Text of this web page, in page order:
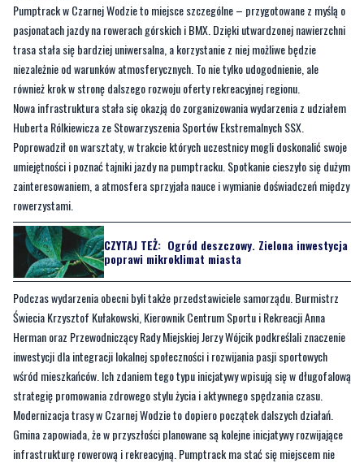
Pumptrack w Czarnej Wodzie to miejsce szczególne – przygotowane z myślą o
pasjonatach jazdy na rowerach górskich i BMX. Dzięki utwardzonej nawierzchni
trasa stała się bardziej uniwersalna, a korzystanie z niej możliwe będzie
niezależnie od warunków atmosferycznych. To nie tylko udogodnienie, ale
również krok w stronę dalszego rozwoju oferty rekreacyjnej regionu.
Nowa infrastruktura stała się okazją do zorganizowania wydarzenia z udziałem
Huberta Rólkiewicza ze Stowarzyszenia Sportów Ekstremalnych SSX.
Poprowadził on warsztaty, w trakcie których uczestnicy mogli doskonalić swoje
umiejętności i poznać tajniki jazdy na pumptracku. Spotkanie cieszyło się dużym
zainteresowaniem, a atmosfera sprzyjała nauce i wymianie doświadczeń między
rowerzystami.
CZYTAJ TEŻ: Ogród deszczowy. Zielona inwestycja
poprawi mikroklimat miasta
Podczas wydarzenia obecni byli także przedstawiciele samorządu. Burmistrz
Świecia Krzysztof Kułakowski, Kierownik Centrum Sportu i Rekreacji Anna
Herman oraz Przewodniczący Rady Miejskiej Jerzy Wójcik podkreślali znaczenie
inwestycji dla integracji lokalnej społeczności i rozwijania pasji sportowych
wśród mieszkańców. Ich zdaniem tego typu inicjatywy wpisują się w długofalową
strategię promowania zdrowego stylu życia i aktywnego spędzania czasu.
Modernizacja trasy w Czarnej Wodzie to dopiero początek dalszych działań.
Gmina zapowiada, że w przyszłości planowane są kolejne inicjatywy rozwijające
infrastrukturę rowerową i rekreacyjną. Pumptrack ma stać się miejscem nie